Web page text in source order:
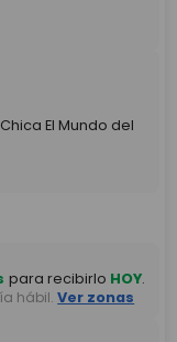
El Mundo del
para recibirlo HOY.
hábil. Ver zonas